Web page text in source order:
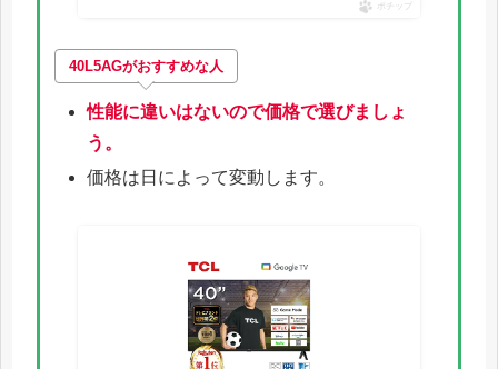
ポチップ
40L5AGがおすすめな人
性能に違いはないので価格で選びましょ
う。
価格は日によって変動します。